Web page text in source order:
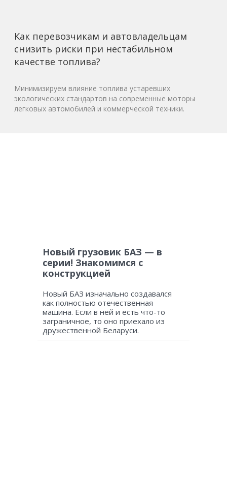
Как перевозчикам и автовладельцам
снизить риски при нестабильном
качестве топлива?
Минимизируем влияние топлива устаревших
экологических стандартов на современные моторы
легковых автомобилей и коммерческой техники.
Новый грузовик БАЗ — в
серии! Знакомимся с
конструкцией
Новый БАЗ изначально создавался
как полностью отечественная
машина. Если в ней и есть что-то
заграничное, то оно приехало из
дружественной Беларуси.